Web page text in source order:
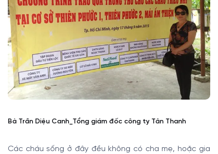
Bà Trần Diệu Canh_Tổng giám đốc công ty Tân Thanh
Các cháu sống ở đây đều không có cha mẹ, hoặc gia